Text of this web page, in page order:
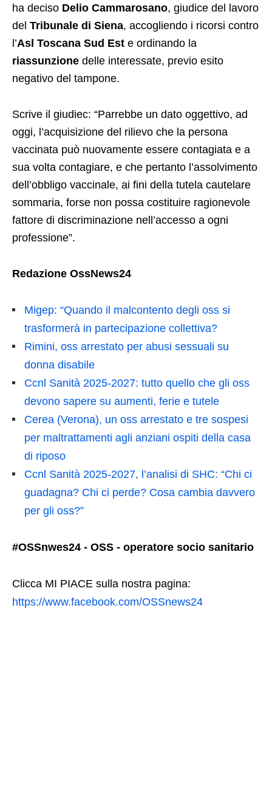
ha deciso Delio Cammarosano, giudice del lavoro
del Tribunale di Siena, accogliendo i ricorsi contro
l’Asl Toscana Sud Est e ordinando la
riassunzione delle interessate, previo esito
negativo del tampone.
Scrive il giudiec: “Parrebbe un dato oggettivo, ad
oggi, l’acquisizione del rilievo che la persona
vaccinata può nuovamente essere contagiata e a
sua volta contagiare, e che pertanto l’assolvimento
dell’obbligo vaccinale, ai fini della tutela cautelare
sommaria, forse non possa costituire ragionevole
fattore di discriminazione nell’accesso a ogni
professione”.
Redazione OssNews24
Migep: “Quando il malcontento degli oss si
trasformerà in partecipazione collettiva?
Rimini, oss arrestato per abusi sessuali su
donna disabile
Ccnl Sanità 2025-2027: tutto quello che gli oss
devono sapere su aumenti, ferie e tutele
Cerea (Verona), un oss arrestato e tre sospesi
per maltrattamenti agli anziani ospiti della casa
di riposo
Ccnl Sanità 2025-2027, l’analisi di SHC: “Chi ci
guadagna? Chi ci perde? Cosa cambia davvero
per gli oss?”
#OSSnwes24 - OSS - operatore socio sanitario
Clicca MI PIACE sulla nostra pagina:
https://www.facebook.com/OSSnews24